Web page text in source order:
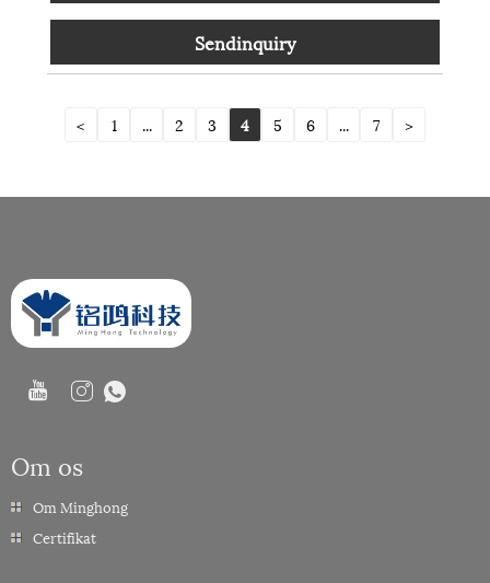
Sendinquiry
< 1 ... 2 3 4 5 6 ... 7 >
Om os
Om Minghong
Certifikat